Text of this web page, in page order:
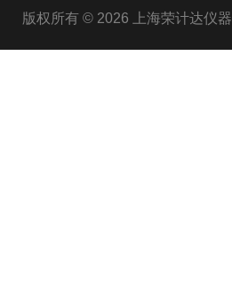
版权所有 © 2026 上海荣计达仪